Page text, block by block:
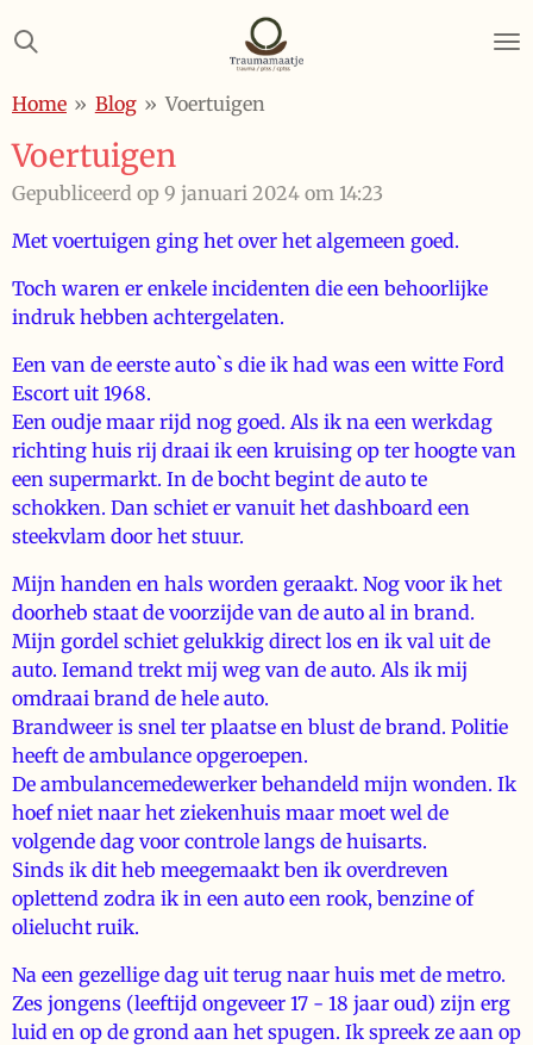
direct
de
hoofdinhoud
Home » Blog » Voertuigen
Voertuigen
Gepubliceerd op 9 januari 2024 om 14:23
Met voertuigen ging het over het algemeen goed.
Toch waren er enkele incidenten die een behoorlijke
indruk hebben achtergelaten.
Een van de eerste auto`s die ik had was een witte Ford
Escort uit 1968.
Een oudje maar rijd nog goed. Als ik na een werkdag
richting huis rij draai ik een kruising op ter hoogte van
een supermarkt. In de bocht begint de auto te
schokken. Dan schiet er vanuit het dashboard een
steekvlam door het stuur.
Mijn handen en hals worden geraakt. Nog voor ik het
doorheb staat de voorzijde van de auto al in brand.
Mijn gordel schiet gelukkig direct los en ik val uit de
auto. Iemand trekt mij weg van de auto. Als ik mij
omdraai brand de hele auto.
Brandweer is snel ter plaatse en blust de brand. Politie
heeft de ambulance opgeroepen.
De ambulancemedewerker behandeld mijn wonden. Ik
hoef niet naar het ziekenhuis maar moet wel de
volgende dag voor controle langs de huisarts.
Sinds ik dit heb meegemaakt ben ik overdreven
oplettend zodra ik in een auto een rook, benzine of
olielucht ruik.
Na een gezellige dag uit terug naar huis met de metro.
Zes jongens (leeftijd ongeveer 17 - 18 jaar oud) zijn erg
luid en op de grond aan het spugen. Ik spreek ze aan op